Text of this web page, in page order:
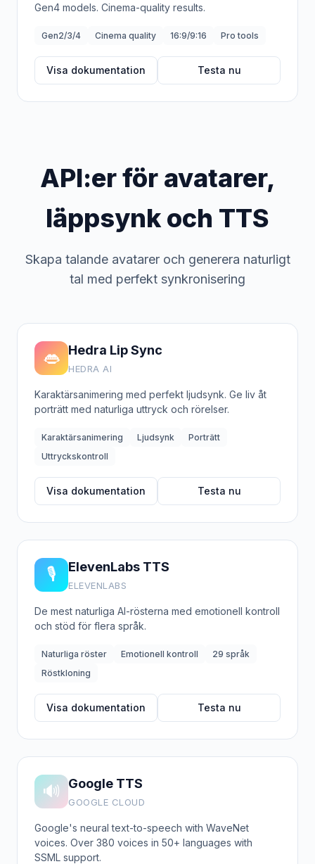
Gen4 models. Cinema-quality results.
Gen2/3/4 Cinema quality 16:9/9:16 Pro tools
Visa dokumentation Testa nu
API:er för avatarer,
läppsynk och TTS
Skapa talande avatarer och generera naturligt
tal med perfekt synkronisering
👄 Hedra Lip Sync
HEDRA AI
Karaktärsanimering med perfekt ljudsynk. Ge liv åt
porträtt med naturliga uttryck och rörelser.
Karaktärsanimering Ljudsynk
Porträtt
Uttryckskontroll
Visa dokumentation Testa nu
🎙️ ElevenLabs TTS
ELEVENLABS
De mest naturliga AI-rösterna med emotionell kontroll
och stöd för flera språk.
Naturliga röster Emotionell kontroll
29 språk
Röstkloning
Visa dokumentation Testa nu
🔊 Google TTS
GOOGLE CLOUD
Google's neural text-to-speech with WaveNet
voices. Over 380 voices in 50+ languages with
SSML support.